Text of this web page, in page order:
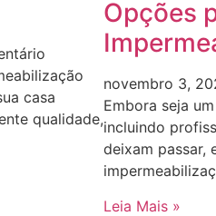
casa
qualidade,
Opções
novembro 3,
Embora seja
incluindo
deixam passar,
Leia Mais »